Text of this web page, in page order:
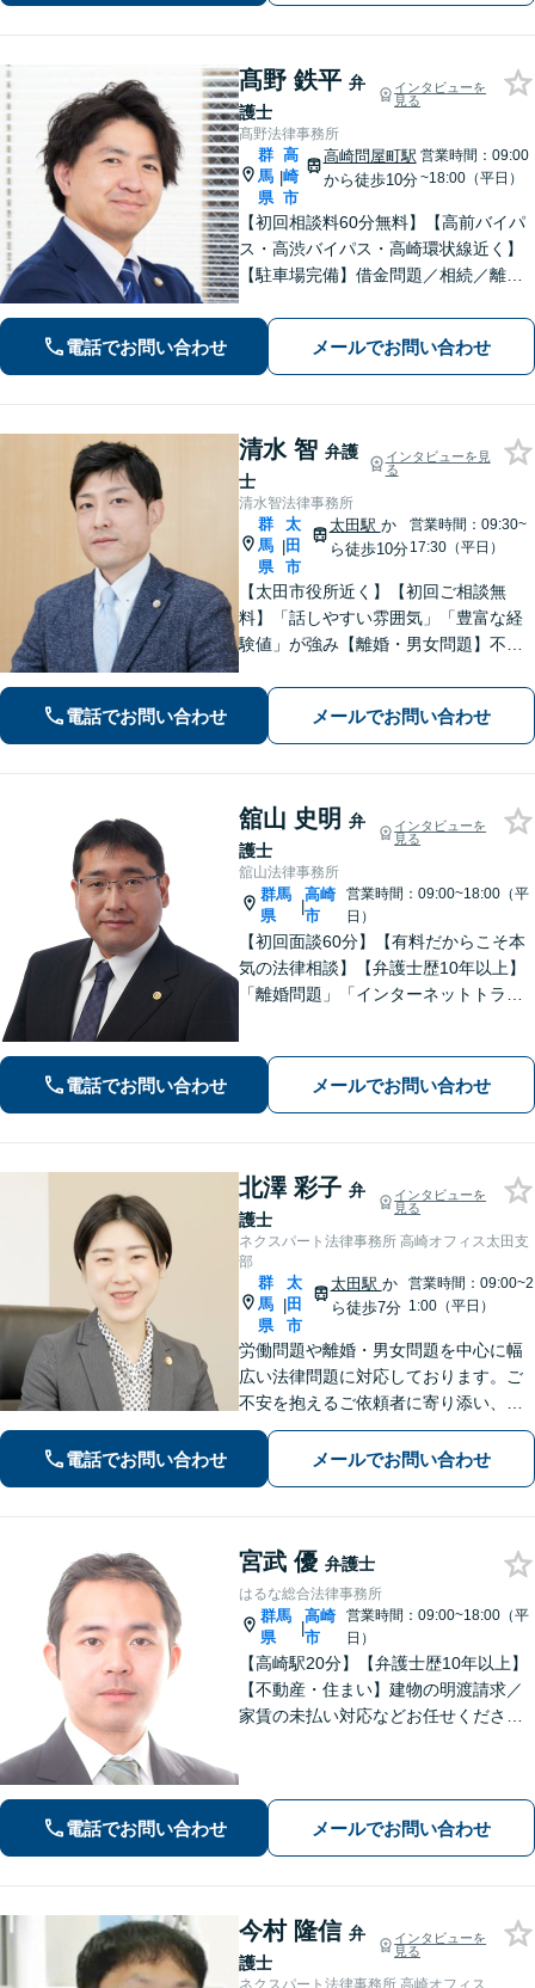
【分割払い可】【夜間休日対応可】
髙野 鉄平 弁
護士
インタビューを
見る
髙野法律事務所
群
馬
県
|
高
崎
市
高崎問屋町駅
から徒歩10分
営業時間：09:00
~18:00（平日）
【初回相談料60分無料】【高前バイパ
ス・高渋バイパス・高崎環状線近く】
【駐車場完備】借金問題／相続／離婚
広く対応しております。丁寧なヒアリ
ングとコミュニケーションを重ねるこ
とを大切にしております【休日・夜間
対応可】
電話でお問い合わせ メールでお問い合わせ
清水 智 弁護
士
インタビューを見
る
清水智法律事務所
群
馬
県
|
太
田
市
太田駅 か
ら徒歩10分
営業時間：09:30~
17:30（平日）
【太田市役所近く】【初回ご相談無
料】「話しやすい雰囲気」「豊富な経
験値」が強み【離婚・男女問題】不
せください【相続遺言】穏便な解決を
心がけています。交通事故、刑事事
件、医療問題などにも対応【休日の対
応可】
電話でお問い合わせ メールでお問い合わせ
舘山 史明 弁
護士
インタビューを
見る
舘山法律事務所
群馬
県
|
高崎
市
営業時間：09:00~18:00（平
日）
【初回面談60分】【有料だからこそ本
気の法律相談】【弁護士歴10年以上】
「離婚問題」「インターネットトラブ
そして大胆に、オーダーメイドの弁護
を展開します【高崎駅徒歩15分】
電話でお問い合わせ メールでお問い合わせ
北澤 彩子 弁
護士
インタビューを
見る
ネクスパート法律事務所 高崎オフィス太田支
部
群
馬
県
|
太
田
市
太田駅 か
ら徒歩7分
営業時間：09:00~2
1:00（平日）
労働問題や離婚・男女問題を中心に幅
広い法律問題に対応しております。ご
不安を抱えるご依頼者に寄り添い、最
善の解決策を提案して、心の支えにな
れるよう尽力します。【初回相談無
料】まずは心のうちをお聞かせくださ
電話でお問い合わせ メールでお問い合わせ
宮武 優 弁護士
はるな総合法律事務所
群馬
県
|
高崎
市
営業時間：09:00~18:00（平
日）
【高崎駅20分】【弁護士歴10年以上】
【不動産・住まい】建物の明渡請求／
家賃の未払い対応などお任せくださ
気軽にご相談ください。
電話でお問い合わせ メールでお問い合わせ
今村 隆信 弁
護士
インタビューを
見る
ネクスパート法律事務所 高崎オフィス